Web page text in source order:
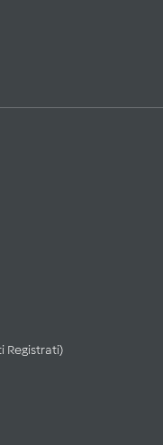
Registrati)